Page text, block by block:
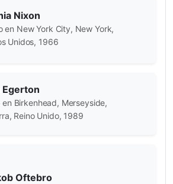
Nixon
en New York City, New York,
Unidos, 1966
Egerton
Birkenhead, Merseyside,
Reino Unido, 1989
Oftebro